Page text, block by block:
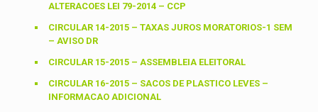
ALTERACOES LEI 79-2014 – CCP
CIRCULAR 14-2015 – TAXAS JUROS MORATORIOS-1 SEM
– AVISO DR
CIRCULAR 15-2015 – ASSEMBLEIA ELEITORAL
CIRCULAR 16-2015 – SACOS DE PLASTICO LEVES –
INFORMACAO ADICIONAL